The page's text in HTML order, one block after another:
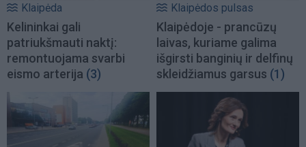
Klaipėda
Kelininkai gali
patriukšmauti naktį:
remontuojama svarbi
eismo arterija (3)
Klaipėdos pulsas
Klaipėdoje - prancūzų
laivas, kuriame galima
išgirsti banginių ir delfinų
skleidžiamus garsus (1)